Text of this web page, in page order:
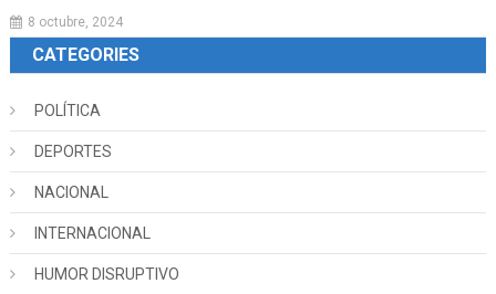
8 octubre, 2024
CATEGORIES
POLÍTICA
DEPORTES
NACIONAL
INTERNACIONAL
HUMOR DISRUPTIVO